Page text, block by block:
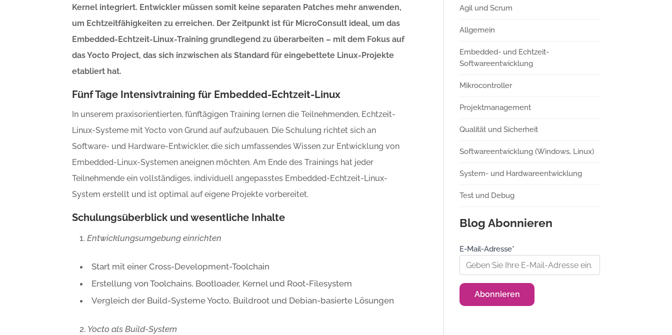
Kernel integriert. Entwickler müssen somit keine separaten Patches mehr anwenden,
um Echtzeitfähigkeiten zu erreichen. Der Zeitpunkt ist für MicroConsult ideal, um das
Embedded-Echtzeit-Linux-Training grundlegend zu überarbeiten – mit dem Fokus auf
das Yocto Project, das sich inzwischen als Standard für eingebettete Linux-Projekte
etabliert hat.
Fünf Tage Intensivtraining für Embedded-Echtzeit-Linux
In unserem praxisorientierten, fünftägigen Training lernen die Teilnehmenden, Echtzeit-
Linux-Systeme mit Yocto von Grund auf aufzubauen. Die Schulung richtet sich an
Software- und Hardware-Entwickler, die sich umfassendes Wissen zur Entwicklung von
Embedded-Linux-Systemen aneignen möchten. Am Ende des Trainings hat jeder
Teilnehmende ein vollständiges, individuell angepasstes Embedded-Echtzeit-Linux-
System erstellt und ist optimal auf eigene Projekte vorbereitet.
Schulungsüberblick und wesentliche Inhalte
Entwicklungsumgebung einrichten
Start mit einer Cross-Development-Toolchain
Erstellung von Toolchains, Bootloader, Kernel und Root-Filesystem
Vergleich der Build-Systeme Yocto, Buildroot und Debian-basierte Lösungen
Yocto als Build-System
Agil und Scrum
Allgemein
Embedded- und Echtzeit-
Softwareentwicklung
Mikrocontroller
Projektmanagement
Qualität und Sicherheit
Softwareentwicklung (Windows, Linux)
System- und Hardwareentwicklung
Test und Debug
Blog Abonnieren
E-Mail-Adresse*